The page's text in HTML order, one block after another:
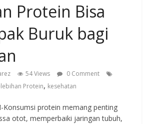
Protein Bisa
Buruk bagi
54 Views
0 Comment
Protein, kesehatan
Konsumsi protein memang penting
otot, memperbaiki jaringan tubuh,